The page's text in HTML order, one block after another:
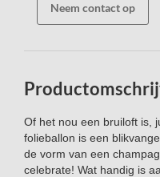
Neem contact op
Of het nou een bruiloft is,
folieballon is een
de vorm van een
celebrate! Wat handig is